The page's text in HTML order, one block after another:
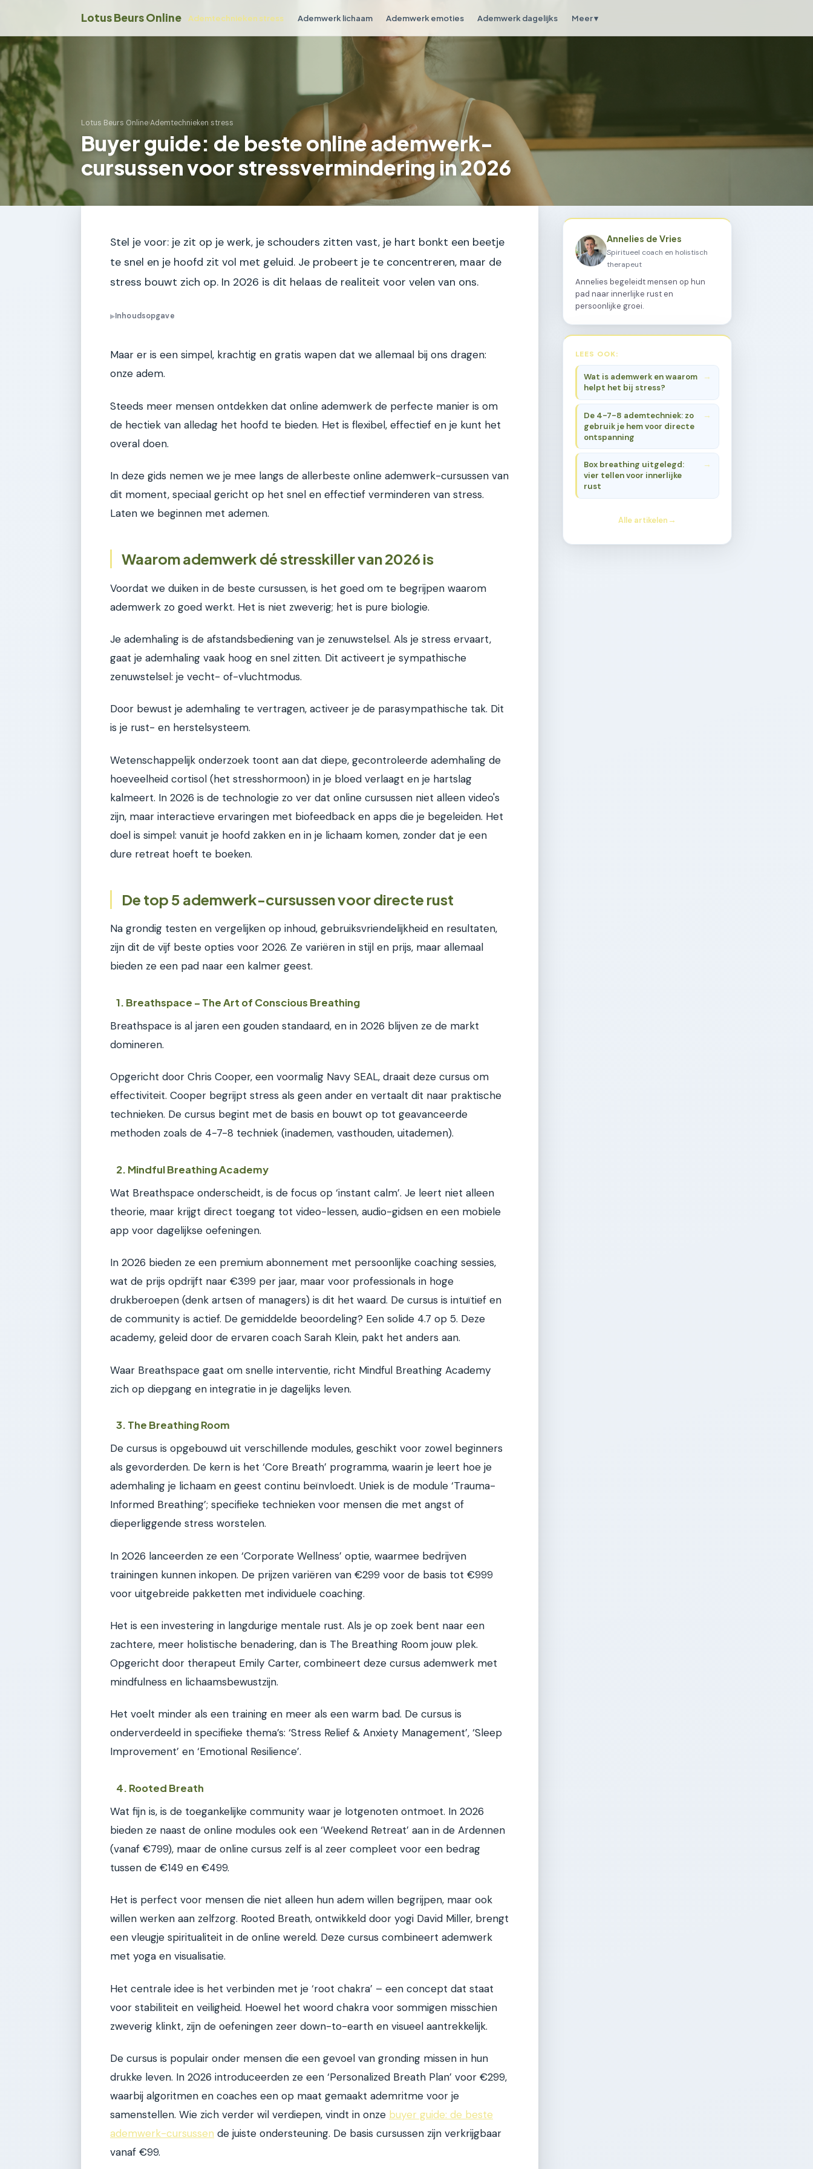
Lotus Beurs Online Ademtechnieken stress Ademwerk lichaam Ademwerk emoties Ademwerk dagelijks Meer ▾
Lotus Beurs Online›Ademtechnieken stress
Buyer guide: de beste online ademwerk-
cursussen voor stressvermindering in 2026
Stel je voor: je zit op je werk, je schouders zitten vast, je hart bonkt een beetje
te snel en je hoofd zit vol met geluid. Je probeert je te concentreren, maar de
stress bouwt zich op. In 2026 is dit helaas de realiteit voor velen van ons.
▶Inhoudsopgave
Maar er is een simpel, krachtig en gratis wapen dat we allemaal bij ons dragen:
onze adem.
Steeds meer mensen ontdekken dat online ademwerk de perfecte manier is om
de hectiek van alledag het hoofd te bieden. Het is flexibel, effectief en je kunt het
overal doen.
In deze gids nemen we je mee langs de allerbeste online ademwerk-cursussen van
dit moment, speciaal gericht op het snel en effectief verminderen van stress.
Laten we beginnen met ademen.
Waarom ademwerk dé stresskiller van 2026 is
Voordat we duiken in de beste cursussen, is het goed om te begrijpen waarom
ademwerk zo goed werkt. Het is niet zweverig; het is pure biologie.
Je ademhaling is de afstandsbediening van je zenuwstelsel. Als je stress ervaart,
gaat je ademhaling vaak hoog en snel zitten. Dit activeert je sympathische
zenuwstelsel: je vecht- of-vluchtmodus.
Door bewust je ademhaling te vertragen, activeer je de parasympathische tak. Dit
is je rust- en herstelsysteem.
Wetenschappelijk onderzoek toont aan dat diepe, gecontroleerde ademhaling de
hoeveelheid cortisol (het stresshormoon) in je bloed verlaagt en je hartslag
kalmeert. In 2026 is de technologie zo ver dat online cursussen niet alleen video's
zijn, maar interactieve ervaringen met biofeedback en apps die je begeleiden. Het
doel is simpel: vanuit je hoofd zakken en in je lichaam komen, zonder dat je een
dure retreat hoeft te boeken.
De top 5 ademwerk-cursussen voor directe rust
Na grondig testen en vergelijken op inhoud, gebruiksvriendelijkheid en resultaten,
zijn dit de vijf beste opties voor 2026. Ze variëren in stijl en prijs, maar allemaal
bieden ze een pad naar een kalmer geest.
1. Breathspace – The Art of Conscious Breathing
Breathspace is al jaren een gouden standaard, en in 2026 blijven ze de markt
domineren.
Opgericht door Chris Cooper, een voormalig Navy SEAL, draait deze cursus om
effectiviteit. Cooper begrijpt stress als geen ander en vertaalt dit naar praktische
technieken. De cursus begint met de basis en bouwt op tot geavanceerde
methoden zoals de 4-7-8 techniek (inademen, vasthouden, uitademen).
2. Mindful Breathing Academy
Wat Breathspace onderscheidt, is de focus op ‘instant calm’. Je leert niet alleen
theorie, maar krijgt direct toegang tot video-lessen, audio-gidsen en een mobiele
app voor dagelijkse oefeningen.
In 2026 bieden ze een premium abonnement met persoonlijke coaching sessies,
wat de prijs opdrijft naar €399 per jaar, maar voor professionals in hoge
drukberoepen (denk artsen of managers) is dit het waard. De cursus is intuïtief en
de community is actief. De gemiddelde beoordeling? Een solide 4.7 op 5. Deze
academy, geleid door de ervaren coach Sarah Klein, pakt het anders aan.
Waar Breathspace gaat om snelle interventie, richt Mindful Breathing Academy
zich op diepgang en integratie in je dagelijks leven.
3. The Breathing Room
De cursus is opgebouwd uit verschillende modules, geschikt voor zowel beginners
als gevorderden. De kern is het ‘Core Breath’ programma, waarin je leert hoe je
ademhaling je lichaam en geest continu beïnvloedt. Uniek is de module ‘Trauma-
Informed Breathing’; specifieke technieken voor mensen die met angst of
dieperliggende stress worstelen.
In 2026 lanceerden ze een ‘Corporate Wellness’ optie, waarmee bedrijven
trainingen kunnen inkopen. De prijzen variëren van €299 voor de basis tot €999
voor uitgebreide pakketten met individuele coaching.
Het is een investering in langdurige mentale rust. Als je op zoek bent naar een
zachtere, meer holistische benadering, dan is The Breathing Room jouw plek.
Opgericht door therapeut Emily Carter, combineert deze cursus ademwerk met
mindfulness en lichaamsbewustzijn.
Het voelt minder als een training en meer als een warm bad. De cursus is
onderverdeeld in specifieke thema’s: ‘Stress Relief & Anxiety Management’, ‘Sleep
Improvement’ en ‘Emotional Resilience’.
4. Rooted Breath
Wat fijn is, is de toegankelijke community waar je lotgenoten ontmoet. In 2026
bieden ze naast de online modules ook een ‘Weekend Retreat’ aan in de Ardennen
(vanaf €799), maar de online cursus zelf is al zeer compleet voor een bedrag
tussen de €149 en €499.
Het is perfect voor mensen die niet alleen hun adem willen begrijpen, maar ook
willen werken aan zelfzorg. Rooted Breath, ontwikkeld door yogi David Miller, brengt
een vleugje spiritualiteit in de online wereld. Deze cursus combineert ademwerk
met yoga en visualisatie.
Het centrale idee is het verbinden met je ‘root chakra’ – een concept dat staat
voor stabiliteit en veiligheid. Hoewel het woord chakra voor sommigen misschien
zweverig klinkt, zijn de oefeningen zeer down-to-earth en visueel aantrekkelijk.
De cursus is populair onder mensen die een gevoel van gronding missen in hun
drukke leven. In 2026 introduceerden ze een ‘Personalized Breath Plan’ voor €299,
waarbij algoritmen en coaches een op maat gemaakt ademritme voor je
samenstellen. Wie zich verder wil verdiepen, vindt in onze buyer guide: de beste
ademwerk-cursussen de juiste ondersteuning. De basis cursussen zijn verkrijgbaar
vanaf €99.
Annelies de Vries
Spiritueel coach en holistisch
therapeut
Annelies begeleidt mensen op hun
pad naar innerlijke rust en
persoonlijke groei.
LEES OOK:
Wat is ademwerk en waarom
helpt het bij stress?
De 4-7-8 ademtechniek: zo
gebruik je hem voor directe
ontspanning
Box breathing uitgelegd:
vier tellen voor innerlijke
rust
Alle artikelen